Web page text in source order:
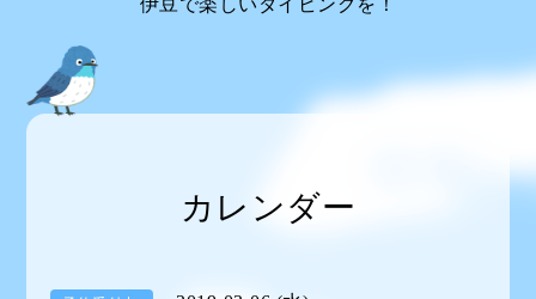
伊豆で楽しいダイビングを！
カレンダー